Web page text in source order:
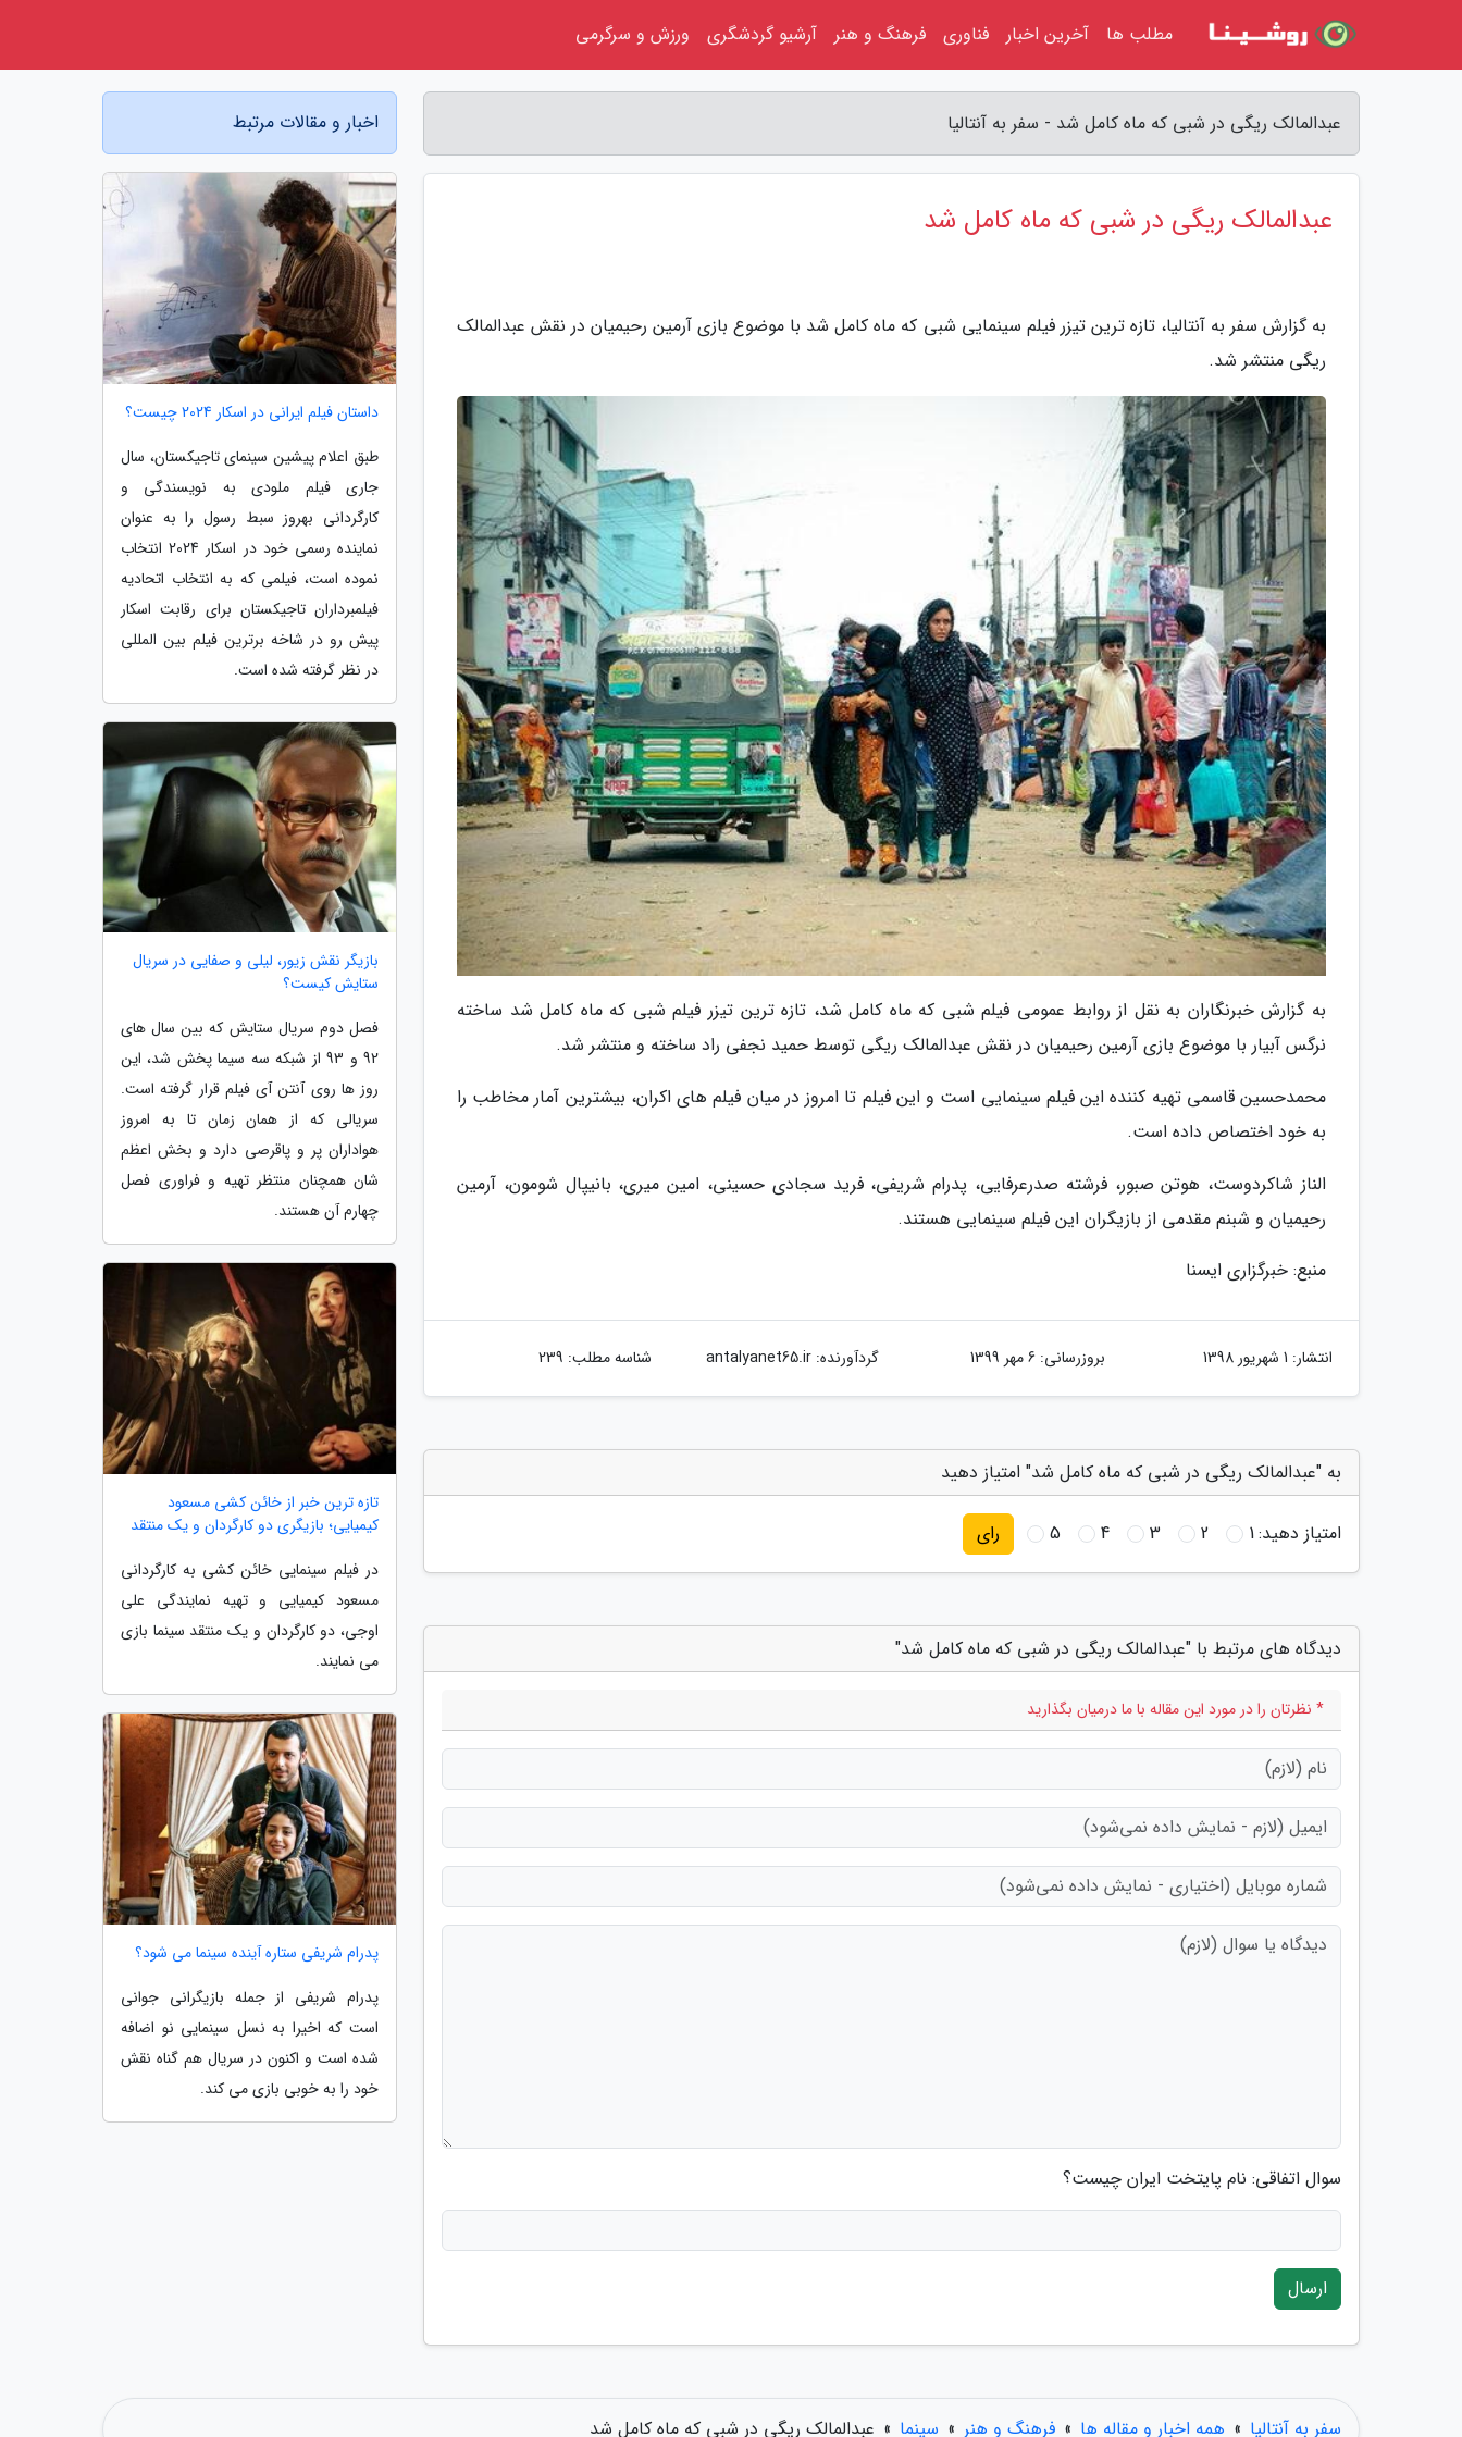
عبدالمالک ریگی در شبی که ماه کامل شد - سفر به آنتالیا
عبدالمالک ریگی در شبی که ماه کامل شد
به گزارش سفر به آنتالیا، تازه ترین تیزر فیلم سینمایی شبی که ماه کامل شد با موضوع بازی آرمین رحیمیان در نقش عبدالمالک
ریگی منتشر شد.
به گزارش خبرنگاران به نقل از روابط عمومی فیلم شبی که ماه کامل شد، تازه ترین تیزر فیلم شبی که ماه کامل شد ساخته
نرگس آبیار با موضوع بازی آرمین رحیمیان در نقش عبدالمالک ریگی توسط حمید نجفی راد ساخته و منتشر شد.
محمدحسین قاسمی تهیه کننده این فیلم سینمایی است و این فیلم تا امروز در میان فیلم های اکران، بیشترین آمار مخاطب را
به خود اختصاص داده است.
الناز شاکردوست، هوتن صبور، فرشته صدرعرفایی، پدرام شریفی، فرید سجادی حسینی، امین میری، بانیپال شومون، آرمین
رحیمیان و شبنم مقدمی از بازیگران این فیلم سینمایی هستند.
منبع: خبرگزاری ایسنا
انتشار: 1 شهریور 1398 بروزرسانی: 6 مهر 1399 گردآورنده:antalyanet65.ir شناسه مطلب: 239
به "عبدالمالک ریگی در شبی که ماه کامل شد" امتیاز دهید
امتیاز دهید:1
2
3
4
5 رای
دیدگاه های مرتبط با "عبدالمالک ریگی در شبی که ماه کامل شد"
* نظرتان را در مورد این مقاله با ما درمیان بگذارید
سوال اتفاقی: نام پایتخت ایران چیست؟
ارسال
اخبار و مقالات مرتبط
داستان فیلم ایرانی در اسکار 2024 چیست؟
طبق اعلام پیشین سینمای تاجیکستان، سال
جاری فیلم ملودی به نویسندگی و
کارگردانی بهروز سبط رسول را به عنوان
نماینده رسمی خود در اسکار 2024 انتخاب
نموده است، فیلمی که به انتخاب اتحادیه
فیلمبرداران تاجیکستان برای رقابت اسکار
پیش رو در شاخه برترین فیلم بین المللی
در نظر گرفته شده است.
بازیگر نقش زیور، لیلی و صفایی در سریال
ستایش کیست؟
فصل دوم سریال ستایش که بین سال های
92 و 93 از شبکه سه سیما پخش شد، این
روز ها روی آنتن آی فیلم قرار گرفته است.
سریالی که از همان زمان تا به امروز
هواداران پر و پاقرصی دارد و بخش اعظم
شان همچنان منتظر تهیه و فراوری فصل
چهارم آن هستند.
تازه ترین خبر از خائن کشی مسعود
کیمیایی؛ بازیگری دو کارگردان و یک منتقد
در فیلم سینمایی خائن کشی به کارگردانی
مسعود کیمیایی و تهیه نمایندگی علی
اوجی، دو کارگردان و یک منتقد سینما بازی
می نمایند.
پدرام شریفی ستاره آینده سینما می شود؟
پدرام شریفی از جمله بازیگرانی جوانی
است که اخیرا به نسل سینمایی نو اضافه
شده است و اکنون در سریال هم گناه نقش
خود را به خوبی بازی می کند.
سفر به آنتالیا » همه اخبار و مقاله ها » فرهنگ و هنر » سینما » عبدالمالک ریگی در شبی که ماه کامل شد
مطلب ها آخرین اخبار فناوری فرهنگ و هنر آرشیو گردشگری ورزش و سرگرمی